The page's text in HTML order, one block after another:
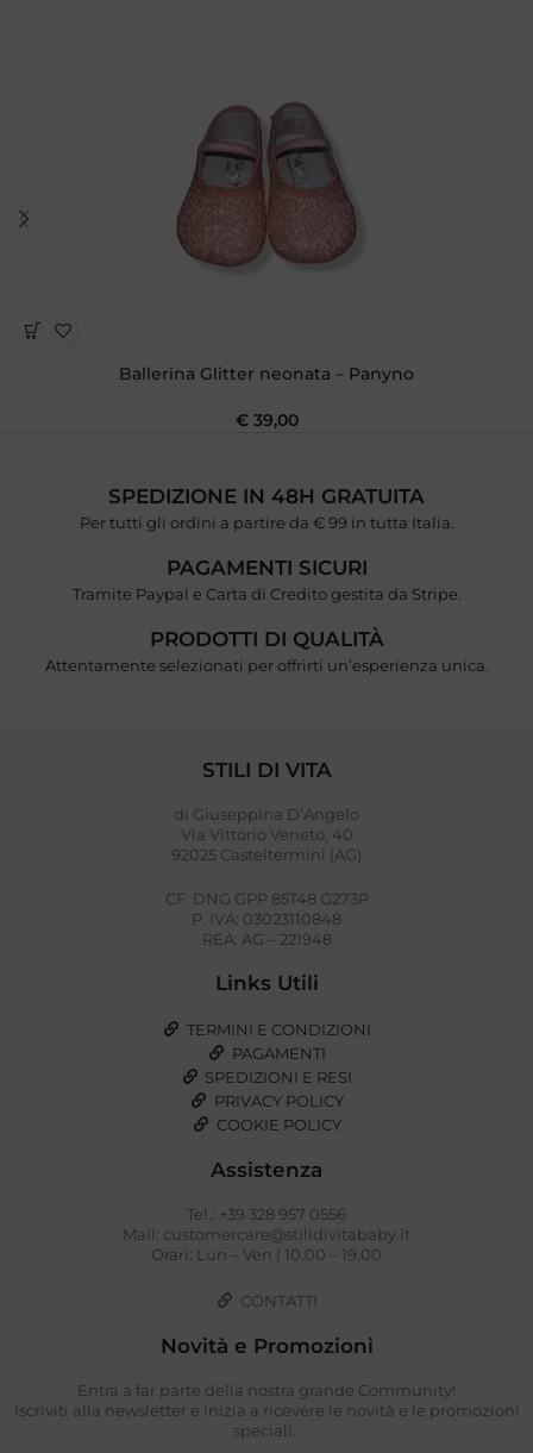
Ballerina Glitter neonata – Panyno
€39,00
SPEDIZIONE IN 48H GRATUITA
Per tutti gli ordini a partire da € 99 in tutta Italia.
PAGAMENTI SICURI
Tramite Paypal e Carta di Credito gestita da Stripe.
PRODOTTI DI QUALITÀ
Attentamente selezionati per offrirti un’esperienza unica.
STILI DI VITA
di Giuseppina D’Angelo
Via Vittorio Veneto, 40
92025 Casteltermini (AG)
CF: DNG GPP 85T48 G273P
P. IVA: 03023110848
REA: AG – 221948
Links Utili
TERMINI E CONDIZIONI
PAGAMENTI
SPEDIZIONI E RESI
PRIVACY POLICY
COOKIE POLICY
Assistenza
Tel.: +39 328 957 0556
Mail: customercare@stilidivitababy.it
Orari: Lun – Ven | 10.00 – 19.00
CONTATTI
Novità e Promozioni
Entra a far parte della nostra grande Community!
Iscriviti alla newsletter e inizia a ricevere le novità e le promozioni
speciali.